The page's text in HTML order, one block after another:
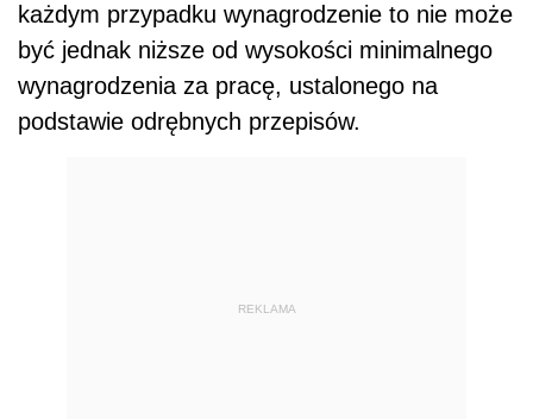
każdym przypadku wynagrodzenie to nie może
być jednak niższe od wysokości minimalnego
wynagrodzenia za pracę, ustalonego na
podstawie odrębnych przepisów.
REKLAMA